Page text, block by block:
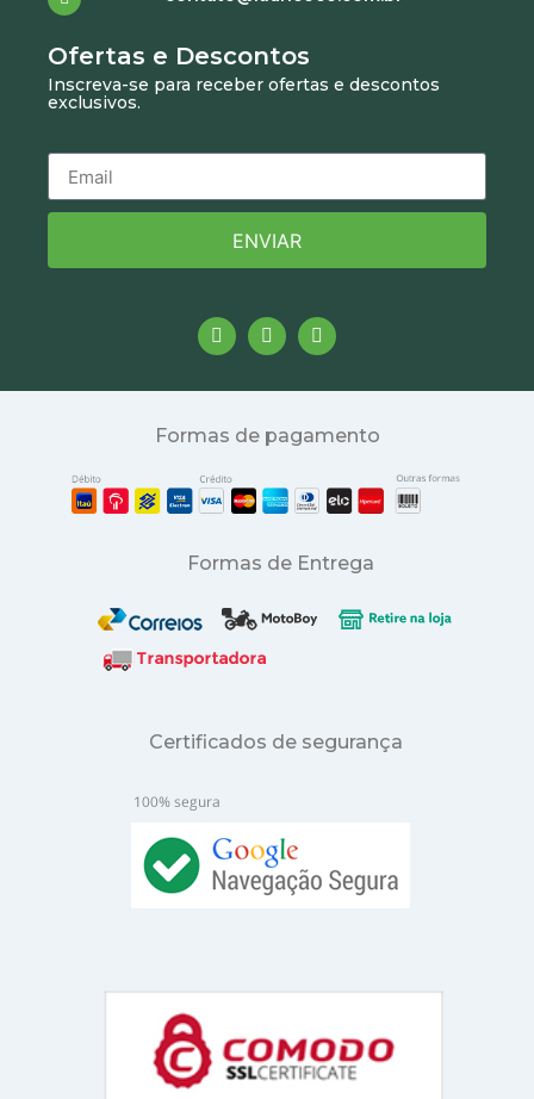
Ofertas e Descontos
Inscreva-se para receber ofertas e descontos
exclusivos.
ENVIAR
Formas de pagamento
Formas de Entrega
Certificados de segurança